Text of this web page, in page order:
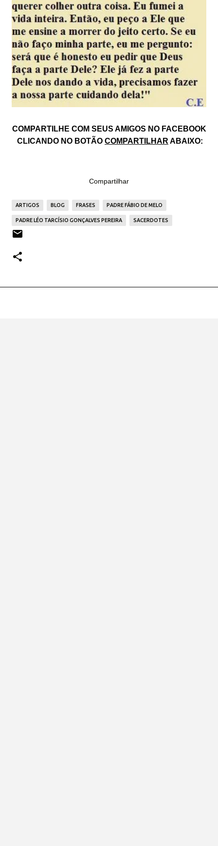
COMPARTILHE COM SEUS AMIGOS NO FACEBOOK
CLICANDO NO BOTÃO COMPARTILHAR ABAIXO:
Compartilhar
ARTIGOS BLOG FRASES PADRE FÁBIO DE MELO
PADRE LÉO TARCÍSIO GONÇALVES PEREIRA SACERDOTES